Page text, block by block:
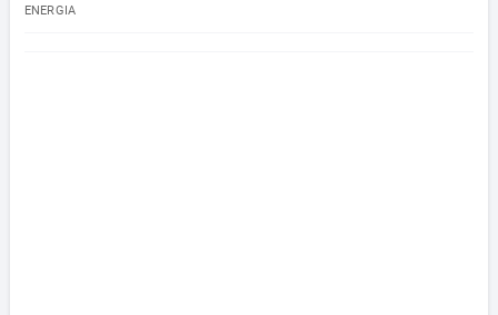
ENERGIA